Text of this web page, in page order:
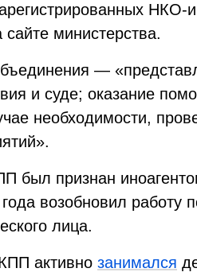
НКО-
министерства.
—
и суде; оказание
необходимости,
был признан
года возобновил работу
лица.
активно занимался